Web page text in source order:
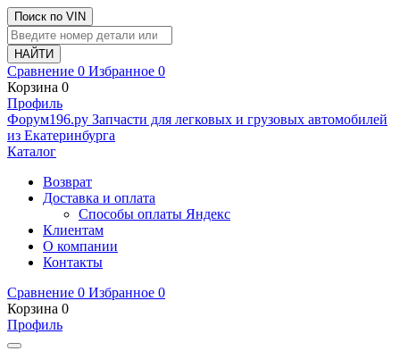
Поиск по VIN
Сравнение 0 Избранное 0
Корзина 0
Профиль
Фoрум196.ру Запчасти для легковых и грузовых автомобилей
из Екатеринбурга
Каталог
Возврат
Доставка и оплата
Способы оплаты Яндекс
Клиентам
О компании
Контакты
Сравнение 0 Избранное 0
Корзина 0
Профиль